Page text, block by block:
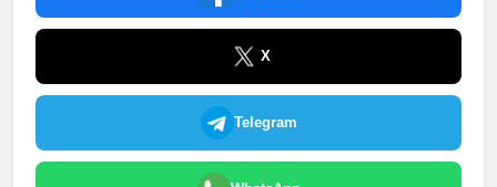
X
Telegram